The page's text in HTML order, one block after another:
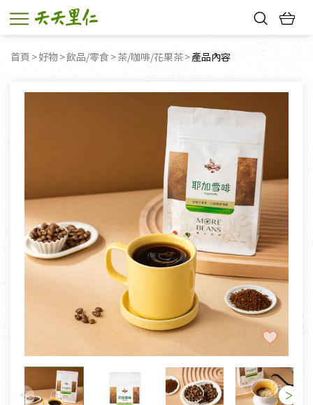
首頁 好物 飲品/零食 茶/咖啡/花果茶 目前頁面：
產品內容